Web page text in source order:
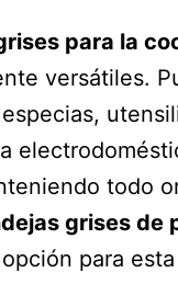
para la
versátiles.
todo
grises de
para